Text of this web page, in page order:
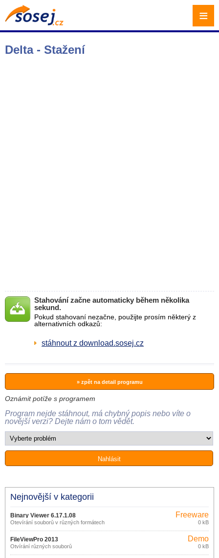
Delta - Stažení
Stahování začne automaticky během několika
sekund.
Pokud stahovaní nezačne, použijte prosím některý z
alternativních odkazů:
stáhnout z download.sosej.cz
» zpět na detail programu
Oznámit potíže s programem
Program nejde stáhnout, má chybný popis nebo víte o
novější verzi? Dejte nám o tom vědět.
Nejnovější v kategorii
Binary Viewer 6.17.1.08
Otevírání souborů v různých formátech
Freeware
0 kB
FileViewPro 2013
Otvírání různých souborů
Demo
0 kB
≡